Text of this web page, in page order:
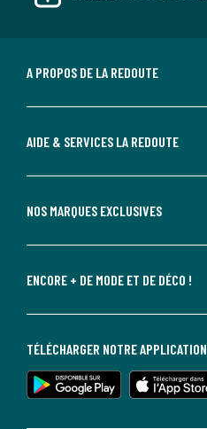
A PROPOS DE LA REDOUTE
AIDE & SERVICES LA REDOUTE
NOS MARQUES EXCLUSIVES
ENCORE + DE MODE ET DE DÉCO !
TÉLÉCHARGER NOTRE APPLICATION